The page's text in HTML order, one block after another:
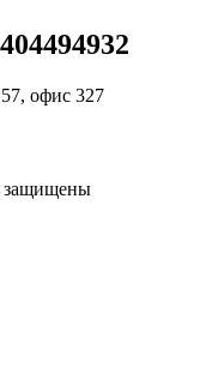
офис 327
защищены